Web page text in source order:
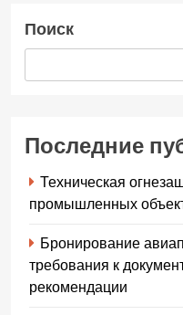
Поиск
Последние
Техническая
промышленных
Бронирование
требования к
рекомендации